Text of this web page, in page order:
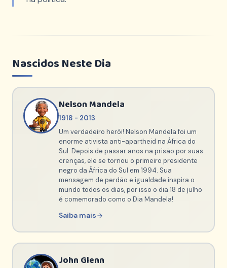
Nascidos Neste Dia
Nelson Mandela
1918 - 2013
Um verdadeiro herói! Nelson Mandela foi um
enorme ativista anti-apartheid na África do
Sul. Depois de passar anos na prisão por suas
crenças, ele se tornou o primeiro presidente
negro da África do Sul em 1994. Sua
mensagem de perdão e igualdade inspira o
mundo todos os dias, por isso o dia 18 de julho
é comemorado como o Dia Mandela!
Saiba mais
John Glenn